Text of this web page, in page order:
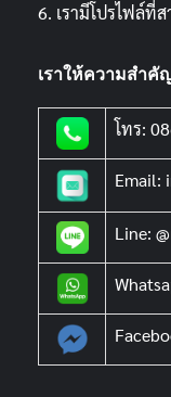
6. เรามีโปรไฟล์ที่
เราให้ความสำคั
โทร:
Email:
Line: